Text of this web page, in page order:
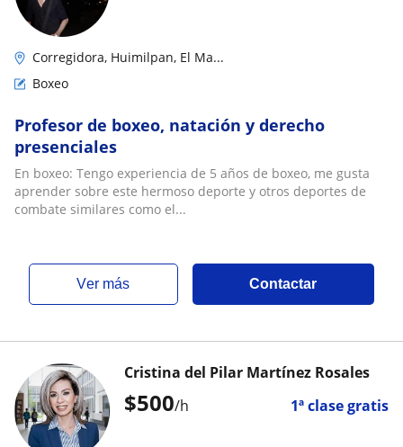
Corregidora, Huimilpan, El Ma...
Boxeo
Profesor de boxeo, natación y derecho
presenciales
En boxeo: Tengo experiencia de 5 años de boxeo, me gusta
aprender sobre este hermoso deporte y otros deportes de
combate similares como el...
ver más Contactar
$500/h 1ª clase gratis
Cristina del Pilar Martínez Rosales